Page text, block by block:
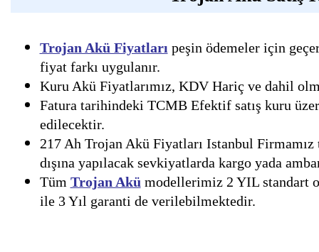
Trojan Akü Fiyatları peşin ödemeler için
fiyat farkı uygulanır.
Kuru Akü Fiyatlarımız, KDV Hariç ve dahil
Fatura tarihindeki TCMB Efektif satış kuru
edilecektir.
217 Ah Trojan Akü Fiyatları Istanbul
dışına yapılacak sevkiyatlarda kargo yada
Tüm Trojan Akü modellerimiz 2 YIL standart
ile 3 Yıl garanti de verilebilmektedir.